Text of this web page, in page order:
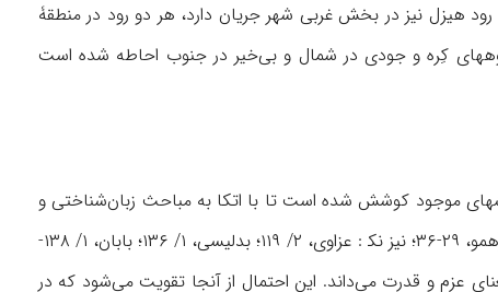
هیزل نیز در بخش غربی شهر جریان دارد، هر دو رود در منطقۀ
بـا کوههایی بلند، به‌ویژه رشته‌کوههای کِره و جودی در شمال و بی‌خیر در جنوب احاطه شده است
موجود کوشش شده است تا با اتکا به مباحث زبان‌شناختی و
گاه رخدادهای تاریخی، که در محدودۀ زاخو اتفاق افتاده‌اند، سبب نام‌گذاری آن ریشه‌یابی شود (همو، ۲۹-۳۶؛ نیز نک‍ : عزاوی، ۲/ ۱۱۹؛ بدلیسی، ۱/ ۱۳۶؛ بابان، ۱/ ۱۳۸-
عزم و قدرت می‌داند. این احتمال از آنجا تقویت می‌شود که در